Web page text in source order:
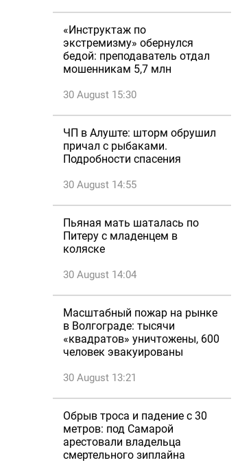
«Инструктаж по
экстремизму» обернулся
бедой: преподаватель отдал
мошенникам 5,7 млн
30 August 15:30
ЧП в Алуште: шторм обрушил
причал с рыбаками.
Подробности спасения
30 August 14:55
Пьяная мать шаталась по
Питеру с младенцем в
коляске
30 August 14:04
Масштабный пожар на рынке
в Волгограде: тысячи
«квадратов» уничтожены, 600
человек эвакуированы
30 August 13:21
Обрыв троса и падение с 30
метров: под Самарой
арестовали владельца
смертельного зиплайна